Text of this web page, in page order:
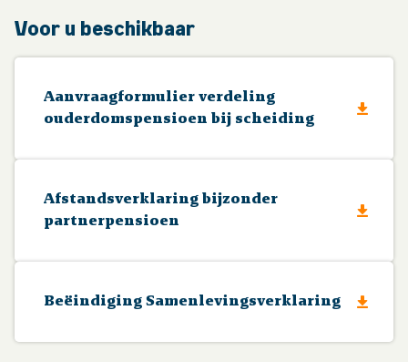
Voor u beschikbaar
Aanvraagformulier verdeling
ouderdomspensioen bij scheiding
Afstandsverklaring bijzonder
partnerpensioen
Beëindiging Samenlevingsverklaring